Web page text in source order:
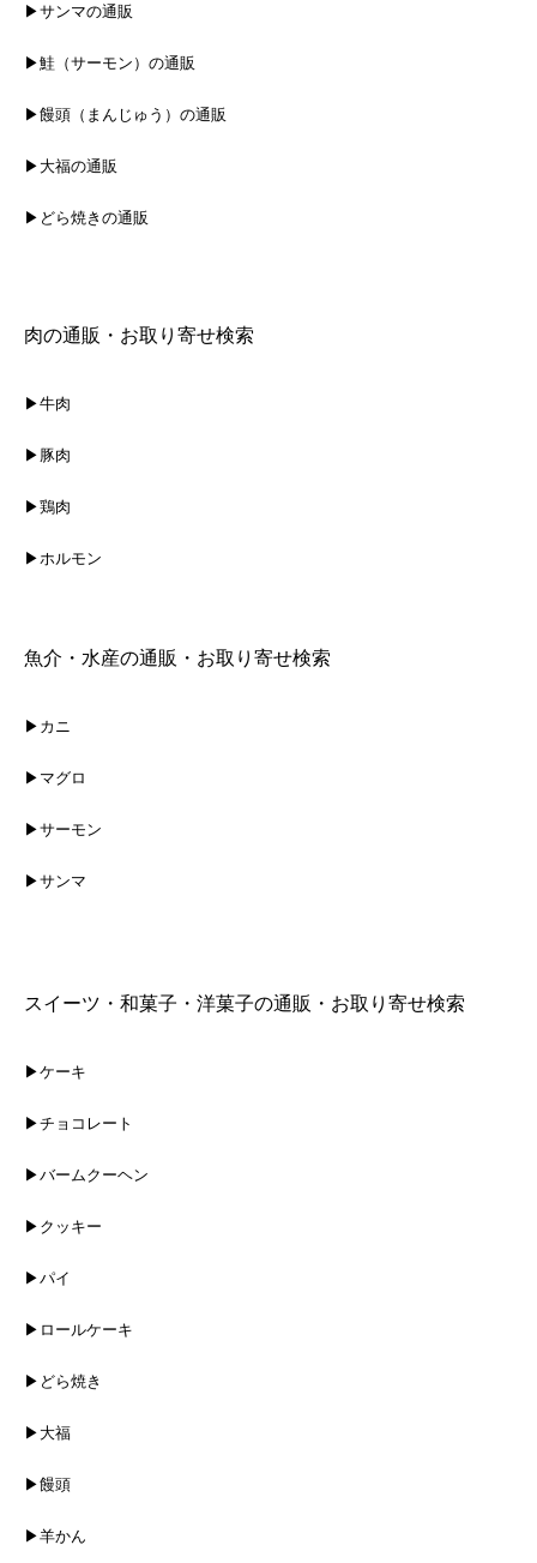
▶サンマの通販
▶鮭（サーモン）の通販
▶饅頭（まんじゅう）の通販
▶大福の通販
▶どら焼きの通販
肉の通販・お取り寄せ検索
▶牛肉
▶豚肉
▶鶏肉
▶ホルモン
魚介・水産の通販・お取り寄せ検索
▶カニ
▶マグロ
▶サーモン
▶サンマ
スイーツ・和菓子・洋菓子の通販・お取り寄せ検索
▶ケーキ
▶チョコレート
▶バームクーヘン
▶クッキー
▶パイ
▶ロールケーキ
▶どら焼き
▶大福
▶饅頭
▶羊かん